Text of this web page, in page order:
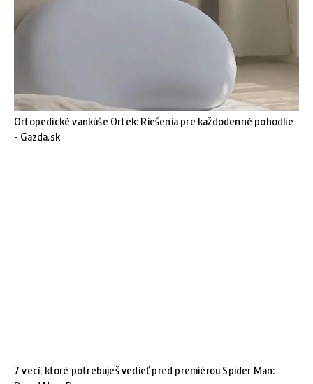
Ortopedické vankúše Ortek: Riešenia pre každodenné pohodlie
- Gazda.sk
7 vecí, ktoré potrebuješ vedieť pred premiérou Spider Man: